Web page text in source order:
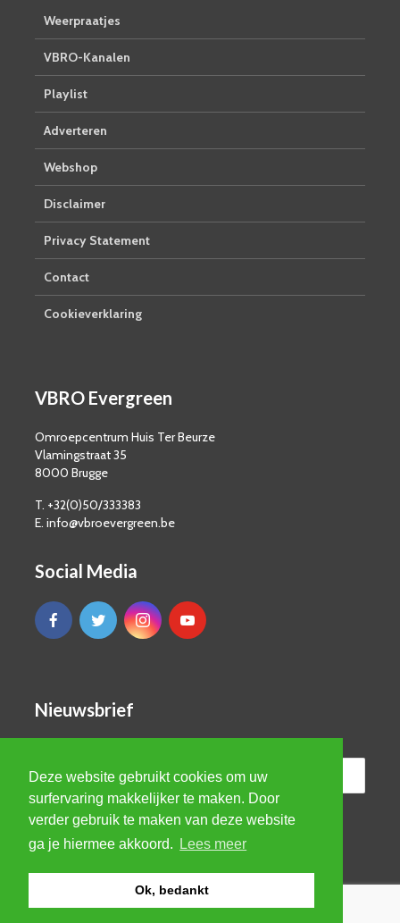
Deze website gebruikt cookies om uw
surfervaring makkelijker te maken. Door
verder gebruik te maken van deze website
ga je hiermee akkoord.
Lees meer
Ok, bedankt
Weerpraatjes
VBRO-Kanalen
Playlist
Adverteren
Webshop
Disclaimer
Privacy Statement
Contact
Cookieverklaring
VBRO Evergreen
Omroepcentrum Huis Ter Beurze
Vlamingstraat 35
8000 Brugge
T. +32(0)50/333383
E. info@vbroevergreen.be
Social Media
Nieuwsbrief
© VBRO Evergreen 2026